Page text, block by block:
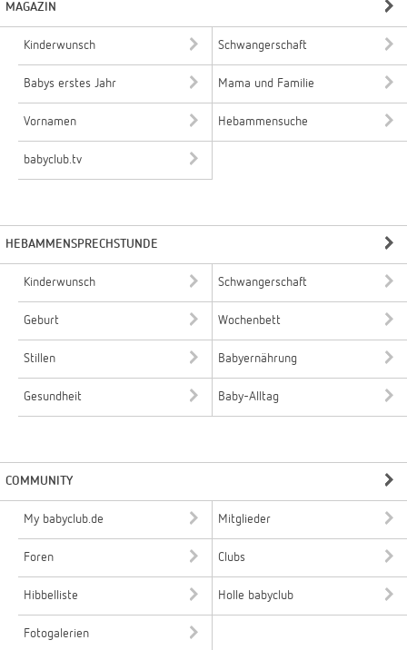
MAGAZIN
Kinderwunsch Schwangerschaft
Babys erstes Jahr Mama und Familie
Vornamen Hebammensuche
babyclub.tv
HEBAMMENSPRECHSTUNDE
Kinderwunsch Schwangerschaft
Geburt Wochenbett
Stillen Babyernährung
Gesundheit Baby-Alltag
COMMUNITY
My babyclub.de Mitglieder
Foren Clubs
Hibbelliste Holle babyclub
Fotogalerien